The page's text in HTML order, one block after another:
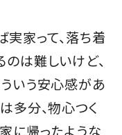
実家って、落ち着
は難しいけど、
ういう安心感があ
多分、物心つく
に帰ったような